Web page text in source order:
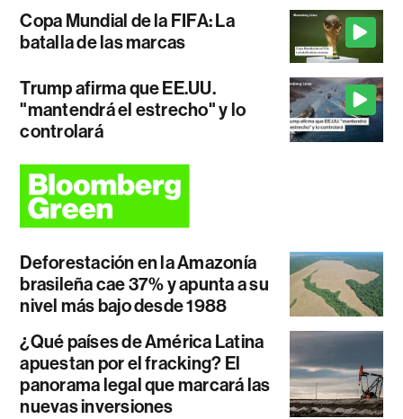
Copa Mundial de la FIFA: La
batalla de las marcas
Trump afirma que EE.UU.
"mantendrá el estrecho" y lo
controlará
Deforestación en la Amazonía
brasileña cae 37% y apunta a su
nivel más bajo desde 1988
¿Qué países de América Latina
apuestan por el fracking? El
panorama legal que marcará las
nuevas inversiones